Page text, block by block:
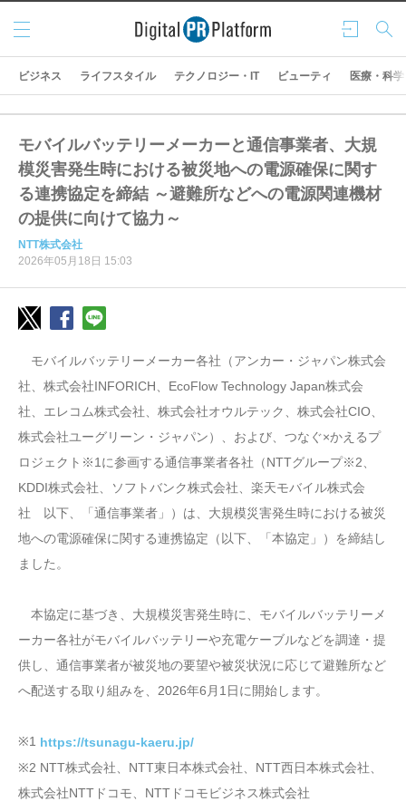
ログ
イン
検索
メニ
ュー
ビジネス ライフスタイル テクノロジー・IT ビューティ 医療・科学
モバイルバッテリーメーカーと通信事業者、大規
模災害発生時における被災地への電源確保に関す
る連携協定を締結 ～避難所などへの電源関連機材
の提供に向けて協力～
NTT株式会社
2026年05月18日 15:03
モバイルバッテリーメーカー各社（アンカー・ジャパン株式会
社、株式会社INFORICH、EcoFlow Technology Japan株式会
社、エレコム株式会社、株式会社オウルテック、株式会社CIO、
株式会社ユーグリーン・ジャパン）、および、つなぐ×かえるプ
ロジェクト※1に参画する通信事業者各社（NTTグループ※2、
KDDI株式会社、ソフトバンク株式会社、楽天モバイル株式会
社 以下、「通信事業者」）は、大規模災害発生時における被災
地への電源確保に関する連携協定（以下、「本協定」）を締結し
ました。
本協定に基づき、大規模災害発生時に、モバイルバッテリーメ
ーカー各社がモバイルバッテリーや充電ケーブルなどを調達・提
供し、通信事業者が被災地の要望や被災状況に応じて避難所など
へ配送する取り組みを、2026年6月1日に開始します。
※1 https://tsunagu-kaeru.jp/
※2 NTT株式会社、NTT東日本株式会社、NTT西日本株式会社、
株式会社NTTドコモ、NTTドコモビジネス株式会社